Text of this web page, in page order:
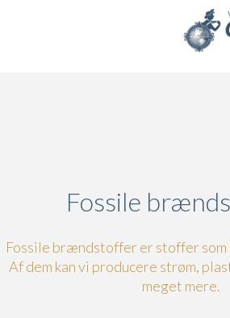
Fossile
Fossile brændstoffer er stoffer som
Af dem kan vi producere strøm,
meget mere.